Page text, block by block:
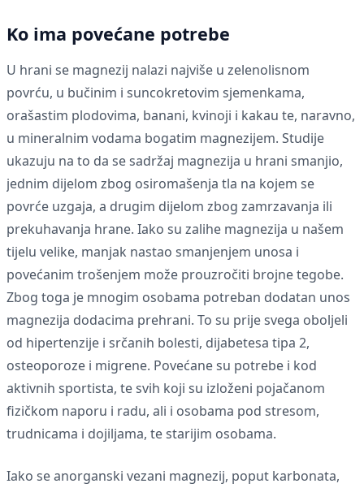
Ko ima povećane potrebe
U hrani se magnezij nalazi najviše u zelenolisnom
povrću, u bučinim i suncokretovim sjemenkama,
orašastim plodovima, banani, kvinoji i kakau te, naravno,
u mineralnim vodama bogatim magnezijem. Studije
ukazuju na to da se sadržaj magnezija u hrani smanjio,
jednim dijelom zbog osiromašenja tla na kojem se
povrće uzgaja, a drugim dijelom zbog zamrzavanja ili
prekuhavanja hrane. Iako su zalihe magnezija u našem
tijelu velike, manjak nastao smanjenjem unosa i
povećanim trošenjem može prouzročiti brojne tegobe.
Zbog toga je mnogim osobama potreban dodatan unos
magnezija dodacima prehrani. To su prije svega oboljeli
od hipertenzije i srčanih bolesti, dijabetesa tipa 2,
osteoporoze i migrene. Povećane su potrebe i kod
aktivnih sportista, te svih koji su izloženi pojačanom
fizičkom naporu i radu, ali i osobama pod stresom,
trudnicama i dojiljama, te starijim osobama.
Iako se anorganski vezani magnezij, poput karbonata,